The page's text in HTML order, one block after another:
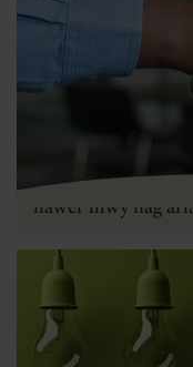
Buddsoddi i gael
llawer mwy nag